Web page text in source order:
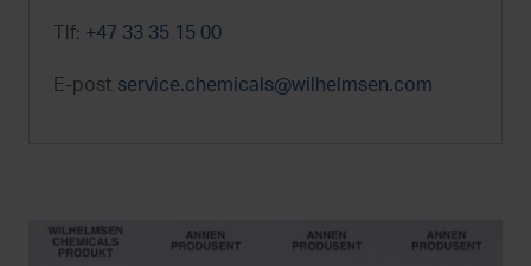
Tlf: +47 33 35 15 00
E-post service.chemicals@wilhelmsen.com